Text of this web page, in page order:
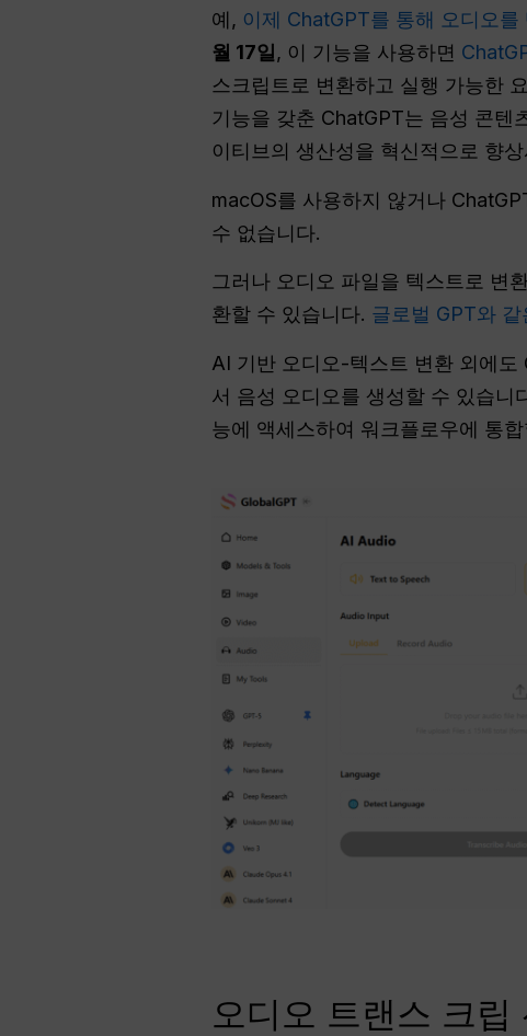
예, 이제 ChatGPT를 통해 오디오
월 17일, 이 기능을 사용하면
스크립트로 변환하고 실행 가능한
기능을 갖춘 ChatGPT는 음성 콘텐
이티브의 생산성을 혁신적으로 향
macOS를 사용하지 않거나
수 없습니다.
그러나 오디오 파일을 텍스트로 변
환할 수 있습니다. 글로벌 GPT와
AI 기반 오디오-텍스트 변환 외에
서 음성 오디오를 생성할 수 있습니
능에 액세스하여 워크플로우에 통
오디오 트랜스 크